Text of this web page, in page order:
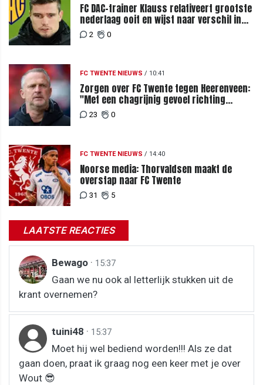
FC DAC-trainer Klauss relativeert grootste
nederlaag ooit en wijst naar verschil in
selectiewaarden
2 0
FC TWENTE NIEUWS / 10:41
Zorgen over FC Twente tegen Heerenveen:
"Met een chagrijnig gevoel richting
Slowakije"
23 0
FC TWENTE NIEUWS / 14:40
Noorse media: Thorvaldsen maakt de
overstap naar FC Twente
31 5
LAATSTE REACTIES
Bewago · 15:37
Gaan we nu ook al letterlijk stukken uit de
krant overnemen?
tuini48 · 15:37
Moet hij wel bediend worden!!! Als ze dat
gaan doen, praat ik graag nog een keer met je over
Wout 😎